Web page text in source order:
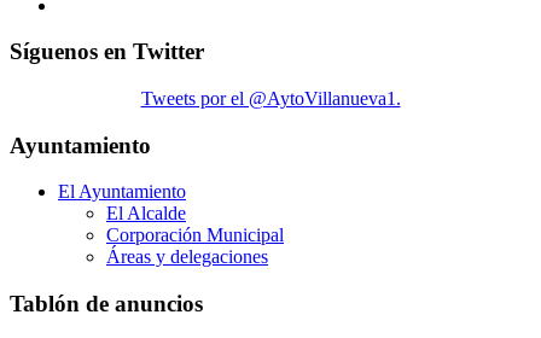
Síguenos en Twitter
Tweets por el @AytoVillanueva1.
Ayuntamiento
El Ayuntamiento
El Alcalde
Corporación Municipal
Áreas y delegaciones
Tablón de anuncios